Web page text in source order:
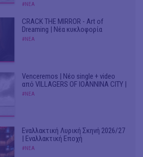
#ΝΕΑ
CRACK THE MIRROR - Art of
Dreaming | Νέα κυκλοφορία
#ΝΕΑ
Venceremos | Νέο single + video
από VILLAGERS OF IOANNINA CITY |
#ΝΕΑ
Εναλλακτική Λυρική Σκηνή 2026/27
| Εναλλακτική Εποχή
#ΝΕΑ